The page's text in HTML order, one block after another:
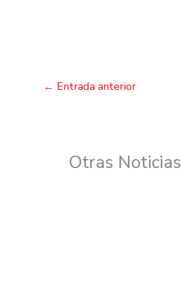
← Entrada anterior
Otras Noticias